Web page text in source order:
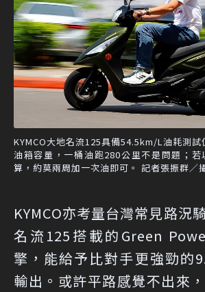
KYMCO大地名流125具備54.5km/L油耗測
油箱容量，一桶油跑280公里不是問題；
算，約莫兩周加一次油即可。 記者張振群／
KYMCO亦考量台灣常見路況
名流125搭載的Green
擎，能給予比對手更強勁的
輸出。或許平路感覺不出來